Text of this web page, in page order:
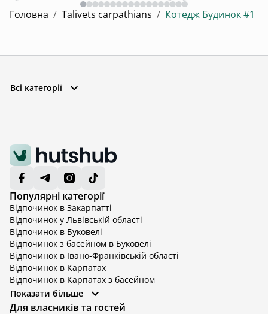
Головна / Talivets carpathians / Котедж Будинок #1
Всі категорії
Популярні категорії
Відпочинок в Закарпатті
Відпочинок у Львівській області
Відпочинок в Буковелі
Відпочинок з басейном в Буковелі
Відпочинок в Івано-Франківській області
Відпочинок в Карпатах
Відпочинок в Карпатах з басейном
Відпочинок в Київській області
Відпочинок в Київській області з басейном
Показати більше
Для власників та гостей